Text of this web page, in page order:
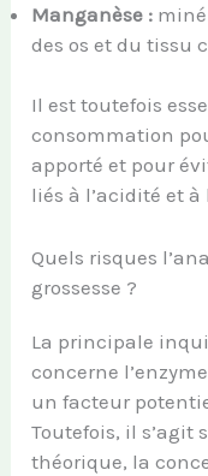
Manganèse :
des os et du tissu
Il est toutefois
consommation
apporté et pour
liés à l’acidité et
Quels risques
grossesse ?
La principale
concerne
un facteur
Toutefois, il s’agit
théorique, la